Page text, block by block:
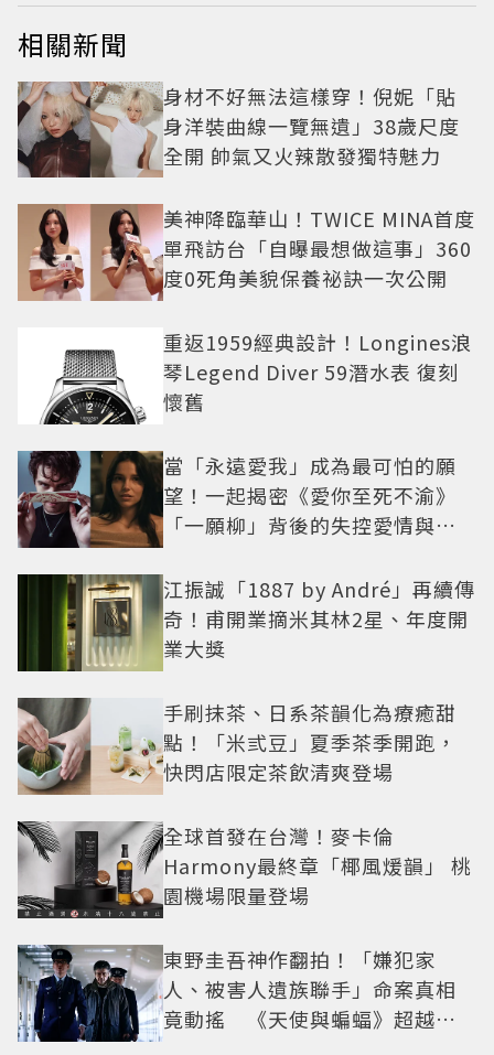
相關新聞
身材不好無法這樣穿！倪妮「貼
身洋裝曲線一覽無遺」38歲尺度
全開 帥氣又火辣散發獨特魅力
美神降臨華山！TWICE MINA首度
單飛訪台「自曝最想做這事」360
度0死角美貌保養祕訣一次公開
重返1959經典設計！Longines浪
琴Legend Diver 59潛水表 復刻
懷舊
當「永遠愛我」成為最可怕的願
望！一起揭密《愛你至死不渝》
「一願柳」背後的失控愛情與爆
江振誠「1887 by André」再續傳
奇！甫開業摘米其林2星、年度開
業大獎
手刷抹茶、日系茶韻化為療癒甜
點！「米弎豆」夏季茶季開跑，
快閃店限定茶飲清爽登場
全球首發在台灣！麥卡倫
Harmony最終章「椰風煖韻」 桃
園機場限量登場
東野圭吾神作翻拍！「嫌犯家
人、被害人遺族聯手」命案真相
竟動搖 《天使與蝙蝠》超越懸